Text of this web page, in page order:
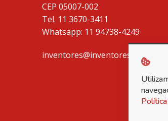
CEP 05007-002
Tel. 11 3670-3411
Whatsapp: 11 94738-4249
inventores@inventores.com.br